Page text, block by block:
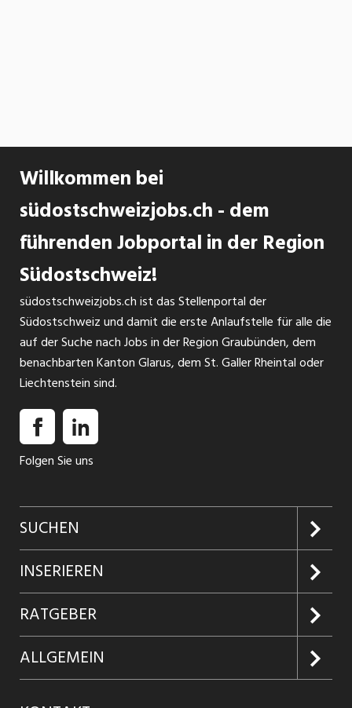
Willkommen bei
südostschweizjobs.ch - dem
führenden Jobportal in der Region
Südostschweiz!
südostschweizjobs.ch ist das Stellenportal der
Südostschweiz und damit die erste Anlaufstelle für alle die
auf der Suche nach Jobs in der Region Graubünden, dem
benachbarten Kanton Glarus, dem St. Galler Rheintal oder
Liechtenstein sind.
Folgen Sie uns
SUCHEN
Jobs suchen
Jobabo
Firmen entdecken
Jobs in Graubünden
INSERIEREN
Kundenlogin
Inserieren
Produkte
RATGEBER
Glossar
ALLGEMEIN